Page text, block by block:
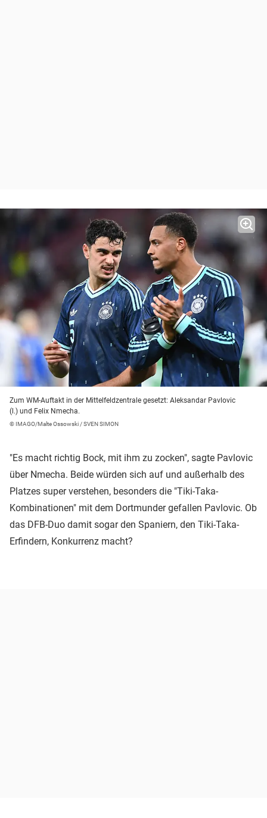
Zum WM-Auftakt in der Mittelfeldzentrale gesetzt: Aleksandar Pavlovic
(l.) und Felix Nmecha.
© IMAGO/Malte Ossowski / SVEN SIMON
"Es macht richtig Bock, mit ihm zu zocken", sagte Pavlovic
über Nmecha. Beide würden sich auf und außerhalb des
Platzes super verstehen, besonders die "Tiki-Taka-
Kombinationen" mit dem Dortmunder gefallen Pavlovic. Ob
das DFB-Duo damit sogar den Spaniern, den Tiki-Taka-
Erfindern, Konkurrenz macht?